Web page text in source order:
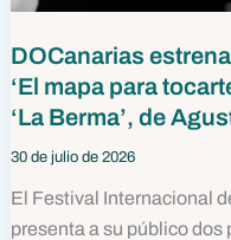
DOCanarias
‘El mapa para
‘La Berma’, de
30 de julio de 2026
El Festival Internacional
presenta a su público